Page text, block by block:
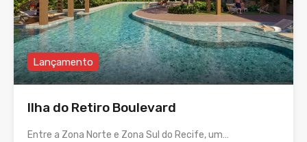
Lançamento
Ilha do Retiro Boulevard
Entre a Zona Norte e Zona Sul do Recife, um…